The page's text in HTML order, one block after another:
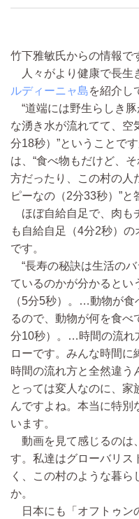
竹下雅敏氏からの情報で
人々がより健康で長生
ルディーニャ島を紹介し
“道端には野生らしき
な湧き水が流れてて、空
分18秒）”ということで
は、“食べ物もだけど、
方だったり、この村の人
ピーなの（2分33秒）”と
ほぼ自給自足で、肉も
も自給自足（4分2秒）
です。
“長寿の秘訣は生活の
ているのかが分かるとい
（5分5秒）。…動物が
るので、動物が何を食べ
分10秒）。…時間の流れ
ローです。みんな時間
時間の流れ方と全然違う
とっては変人なのに、家
んですよね。本当に特別
います。
動画を見て感じるのは
す。私達はグローバリス
く、この村のような暮ら
か。
日本にも「オフトゥン